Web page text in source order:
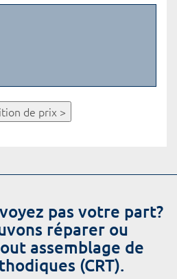
de prix >
pas votre part?
réparer ou
assemblage de
(CRT).